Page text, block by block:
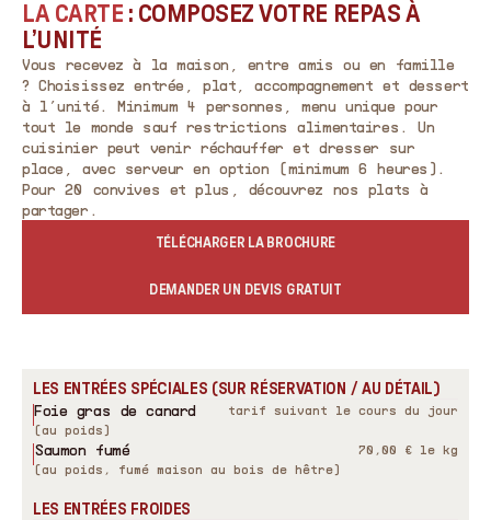
LA CARTE : COMPOSEZ VOTRE REPAS À
L’UNITÉ
Vous recevez à la maison, entre amis ou en famille
? Choisissez entrée, plat, accompagnement et dessert
à l’unité. Minimum 4 personnes, menu unique pour
tout le monde sauf restrictions alimentaires. Un
cuisinier peut venir réchauffer et dresser sur
place, avec serveur en option (minimum 6 heures).
Pour 20 convives et plus, découvrez nos plats à
partager .
TÉLÉCHARGER LA BROCHURE
DEMANDER UN DEVIS GRATUIT
LES ENTRÉES SPÉCIALES (SUR RÉSERVATION / AU DÉTAIL)
Foie gras de canard
tarif suivant le cours du jour
(au poids)
Saumon fumé
70,00 € le kg
(au poids, fumé maison au bois de hêtre)
LES ENTRÉES FROIDES